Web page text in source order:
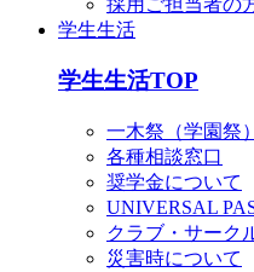
学生生活
学生生活TOP
一木祭（学園祭）
各種相談窓口
奨学金について
UNIVERSAL
クラブ・サーク
災害時について